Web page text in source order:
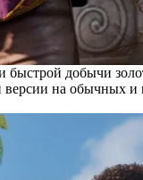
быстрой добычи
на обычных и